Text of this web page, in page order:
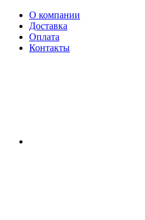
О компании
Доставка
Оплата
Контакты